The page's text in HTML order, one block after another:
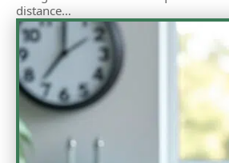
distance…